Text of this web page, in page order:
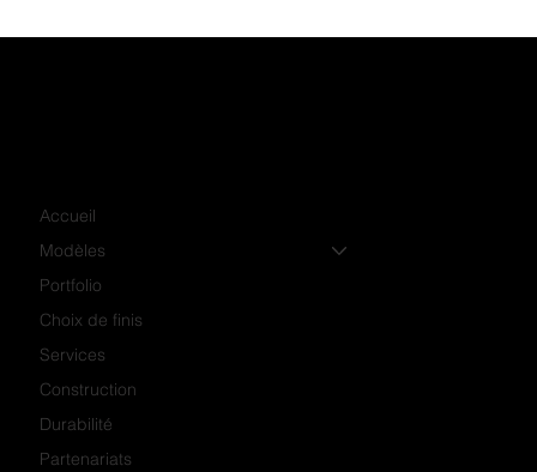
Accueil
Modèles
Portfolio
Choix de finis
Services
Construction
Durabilité
Partenariats